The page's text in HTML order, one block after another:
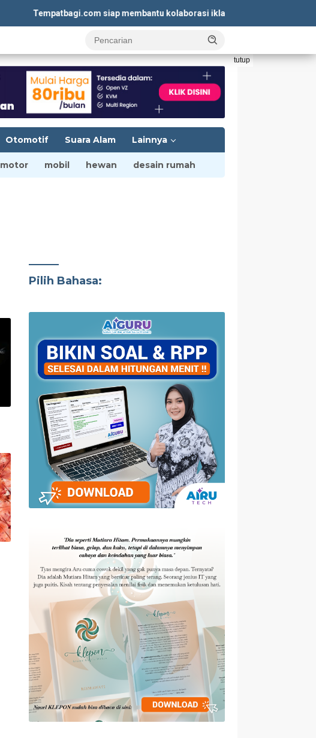
Tempatbagi.com siap membantu kolaborasi iklan yang menguntungkan.
tutup
Otomotif Suara Alam Lainnya
motor mobil hewan desain rumah
Pilih Bahasa: